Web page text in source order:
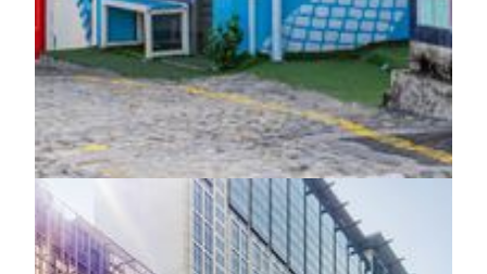
beautifully crafted film, every stop offers a new perspective,
every moment a story waiting to be experienced. Let Macau
reveal itself through light, culture and discovery, creating
memories uniquely your own.
KNOW MORE
施設
スパ·ジム